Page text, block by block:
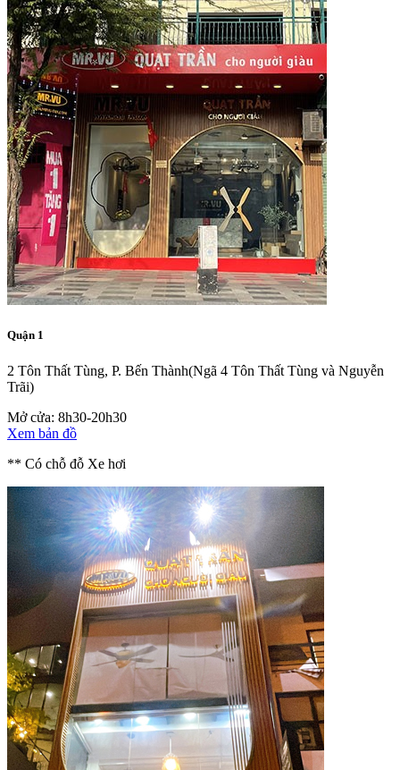
Quận 1
2 Tôn Thất Tùng, P. Bến Thành(Ngã 4 Tôn Thất Tùng và Nguyễn
Trãi)
Mở cửa: 8h30-20h30
Xem bản đồ
** Có chỗ đỗ Xe hơi